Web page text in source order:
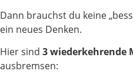
Dann brauchst du keine
ein neues Denken.
Hier sind 3 wiederkehrende
ausbremsen: